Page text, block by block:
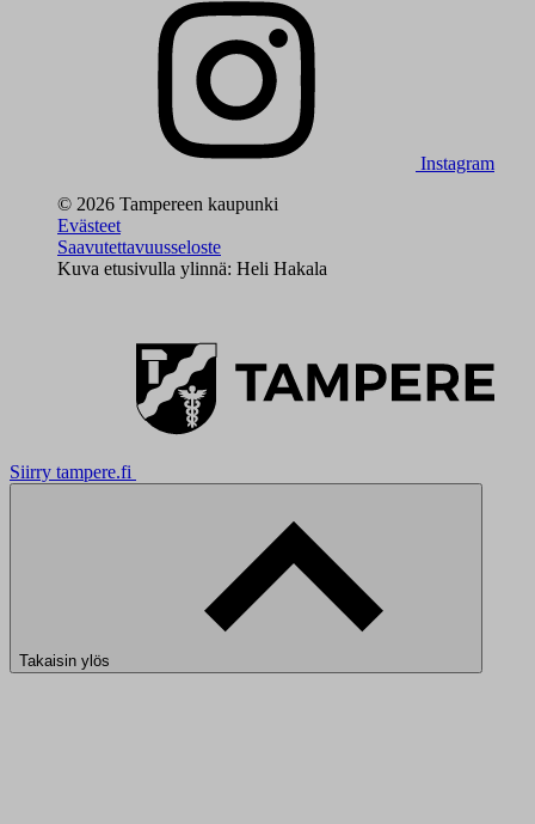
Instagram
© 2026 Tampereen kaupunki
Evästeet
Saavutettavuusseloste
Kuva etusivulla ylinnä: Heli Hakala
Siirry tampere.fi
Takaisin ylös